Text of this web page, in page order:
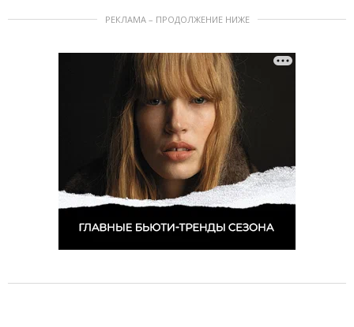
РЕКЛАМА – ПРОДОЛЖЕНИЕ НИЖЕ